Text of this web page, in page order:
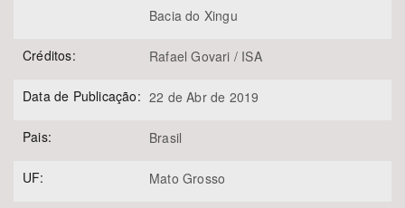
Bacia do Xingu
Créditos: Rafael Govari / ISA
Data de Publicação: 22 de Abr de 2019
Pais: Brasil
UF: Mato Grosso